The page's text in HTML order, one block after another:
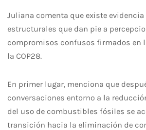
Juliana comenta que existe evidencia
estructurales que dan pie a
compromisos confusos firmados en
la COP28.
En primer lugar, menciona que
conversaciones entorno a la
del uso de combustibles fósiles se
transición hacia la eliminación de